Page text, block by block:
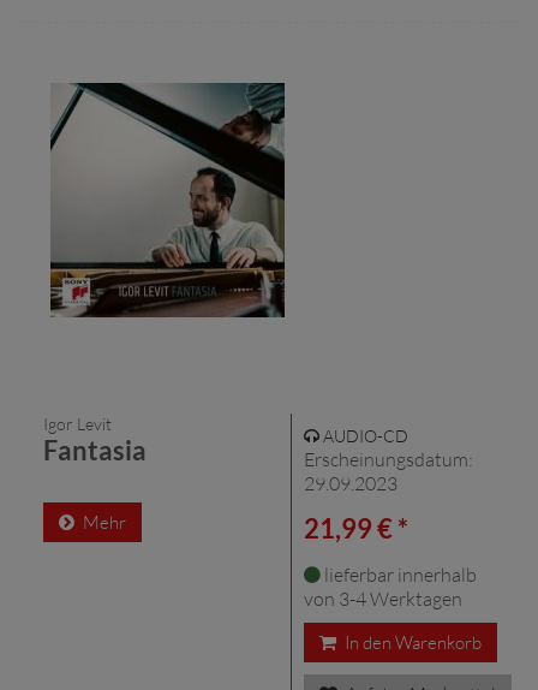
Igor Levit
Fantasia
Mehr
AUDIO-CD
Erscheinungsdatum:
29.09.2023
21,99 € *
lieferbar innerhalb
von 3-4 Werktagen
In den Warenkorb